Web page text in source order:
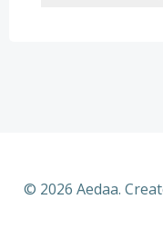
© 2026 Aedaa.